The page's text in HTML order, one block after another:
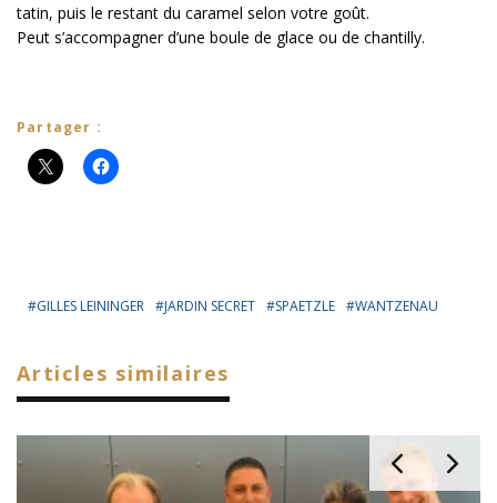
tatin, puis le restant du caramel selon votre goût.
Peut s’accompagner d’une boule de glace ou de chantilly.
Partager :
GILLES LEININGER JARDIN SECRET SPAETZLE WANTZENAU
Articles similaires